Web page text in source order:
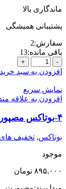
ماندگاری بالا
پشتیبانی همیشگی
سفارش:2
باقی مانده:13
4-
بوتاکس
درماتوکس
خرید
برای
15
نفر
با
مبلغ
250,000ت
تخفیف
ویژه
عدد
افزودن به سبد خرید
نمایش سریع
افزودن به علاقه
۴-بوتاکس مصپورت ۳نفر(دریافت کد تخفیف از تلگرام)
بوتاکس, تخفیف های
موجود
۸۹۵,۰۰۰ تومان